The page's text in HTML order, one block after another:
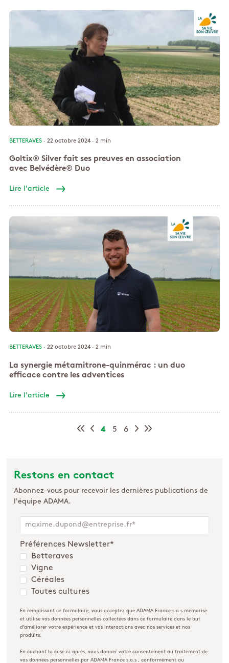
BETTERAVES· 22 octobre 2024 · 2 min
Goltix® Silver fait ses preuves en association
avec Belvédère® Duo
Lire l'article
BETTERAVES· 22 octobre 2024 · 2 min
La synergie métamitrone-quinmérac : un duo
efficace contre les adventices
Lire l'article
4 5 6
Restons en contact
Abonnez-vous pour recevoir les dernières publications de
l'équipe ADAMA.
Préférences Newsletter*
Betteraves
Vigne
Céréales
Toutes cultures
En remplissant ce formulaire, vous acceptez que ADAMA France s.a.s mémorise
et utilise vos données personnelles collectées dans ce formulaire dans le but
d’améliorer votre expérience et vos interactions avec nos services et nos
produits.
En cochant la case ci-après, vous donner votre consentement au traitement de
vos données personnelles par ADAMA France s.a.s , conformément au